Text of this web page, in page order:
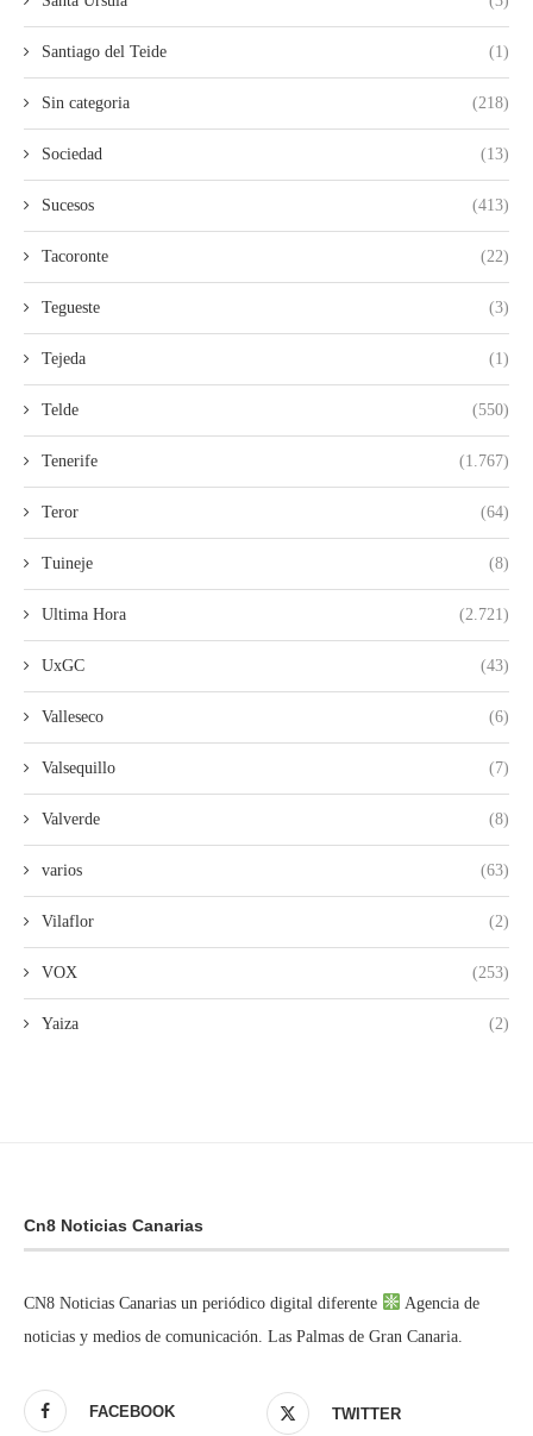
Santiago del Teide (1)
Sin categoria (218)
Sociedad (13)
Sucesos (413)
Tacoronte (22)
Tegueste (3)
Tejeda (1)
Telde (550)
Tenerife (1.767)
Teror (64)
Tuineje (8)
Ultima Hora (2.721)
UxGC (43)
Valleseco (6)
Valsequillo (7)
Valverde (8)
varios (63)
Vilaflor (2)
VOX (253)
Yaiza (2)
Cn8 Noticias Canarias
CN8 Noticias Canarias un periódico digital diferente
Agencia de
noticias y medios de comunicación. Las Palmas de Gran Canaria.
FACEBOOK TWITTER